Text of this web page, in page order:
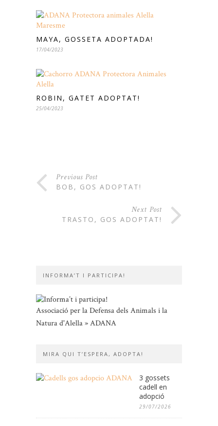
MAYA, GOSSETA ADOPTADA!
17/04/2023
ROBIN, GATET ADOPTAT!
25/04/2023
Previous Post
BOB, GOS ADOPTAT!
Next Post
TRASTO, GOS ADOPTAT!
INFORMA’T I PARTICIPA!
Associació per la Defensa dels Animals i la
Natura d'Alella » ADANA
MIRA QUI T’ESPERA, ADOPTA!
3 gossets
cadell en
adopció
29/07/2026